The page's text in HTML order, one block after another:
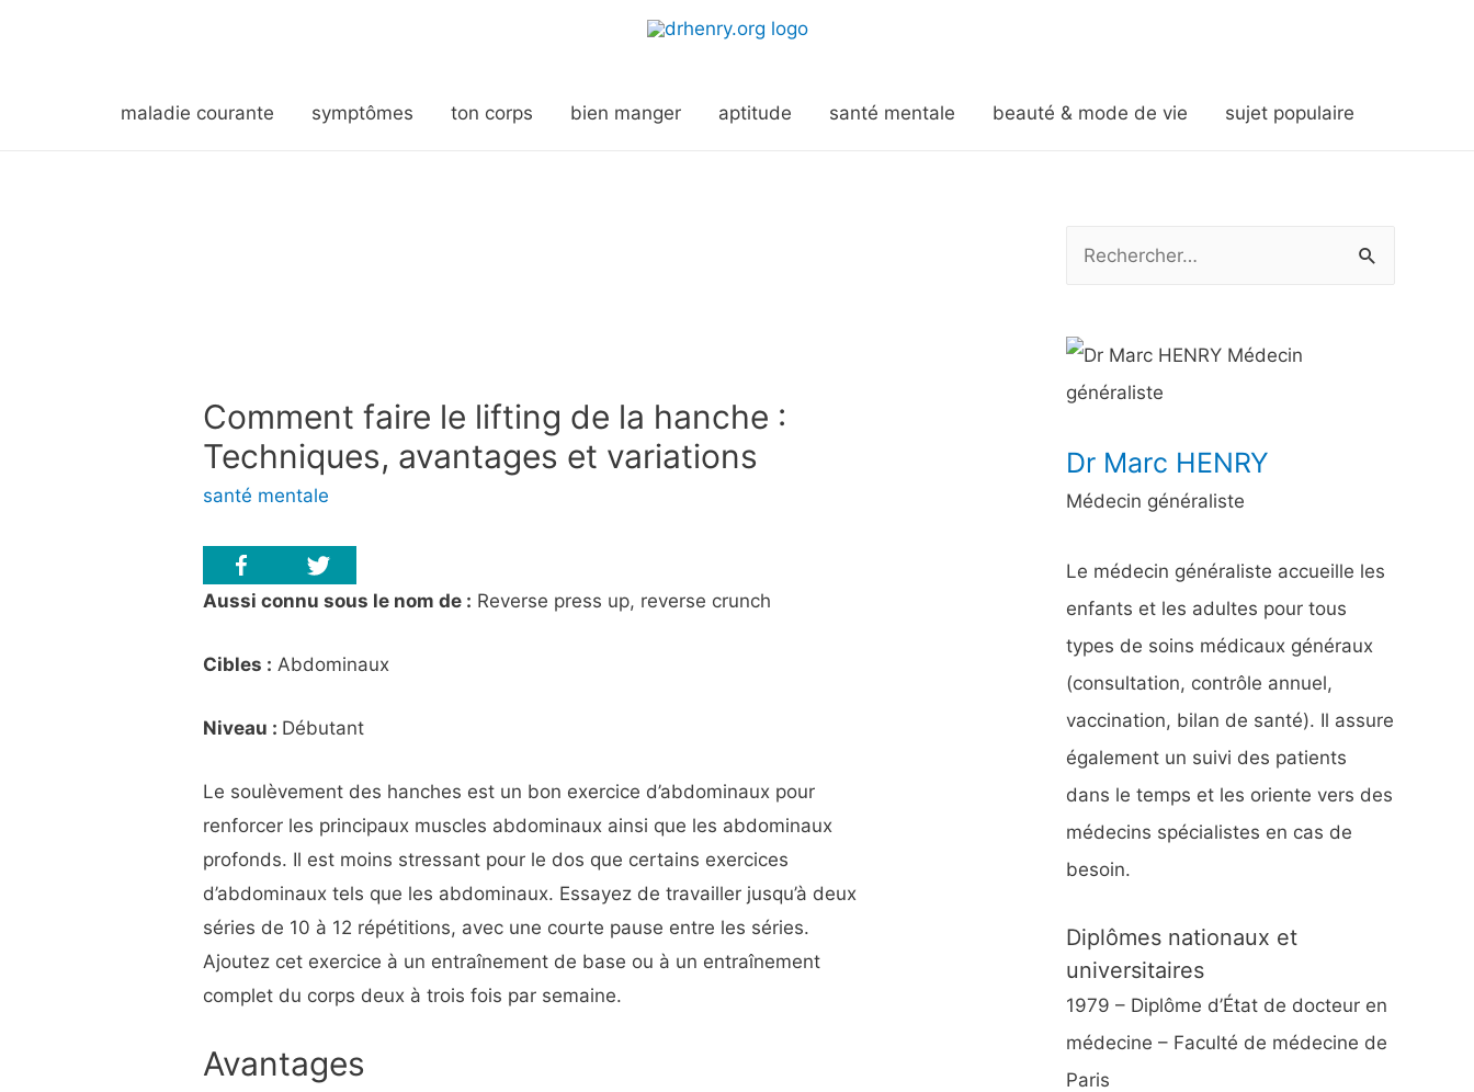
maladie courante symptômes ton corps bien manger aptitude santé mentale beauté & mode de vie sujet populaire
Comment faire le lifting de la hanche :
Techniques, avantages et variations
santé mentale
Aussi connu sous le nom de : Reverse press up, reverse crunch
Cibles : Abdominaux
Niveau : Débutant
Le soulèvement des hanches est un bon exercice d’abdominaux pour
renforcer les principaux muscles abdominaux ainsi que les abdominaux
profonds. Il est moins stressant pour le dos que certains exercices
d’abdominaux tels que les abdominaux. Essayez de travailler jusqu’à deux
séries de 10 à 12 répétitions, avec une courte pause entre les séries.
Ajoutez cet exercice à un entraînement de base ou à un entraînement
complet du corps deux à trois fois par semaine.
Avantages
h
e
c
h
r
:
Dr Marc HENRY
Médecin généraliste
Le médecin généraliste accueille les
enfants et les adultes pour tous
types de soins médicaux généraux
(consultation, contrôle annuel,
vaccination, bilan de santé). Il assure
également un suivi des patients
dans le temps et les oriente vers des
médecins spécialistes en cas de
besoin.
Diplômes nationaux et
universitaires
1979 – Diplôme d’État de docteur en
médecine – Faculté de médecine de
Paris